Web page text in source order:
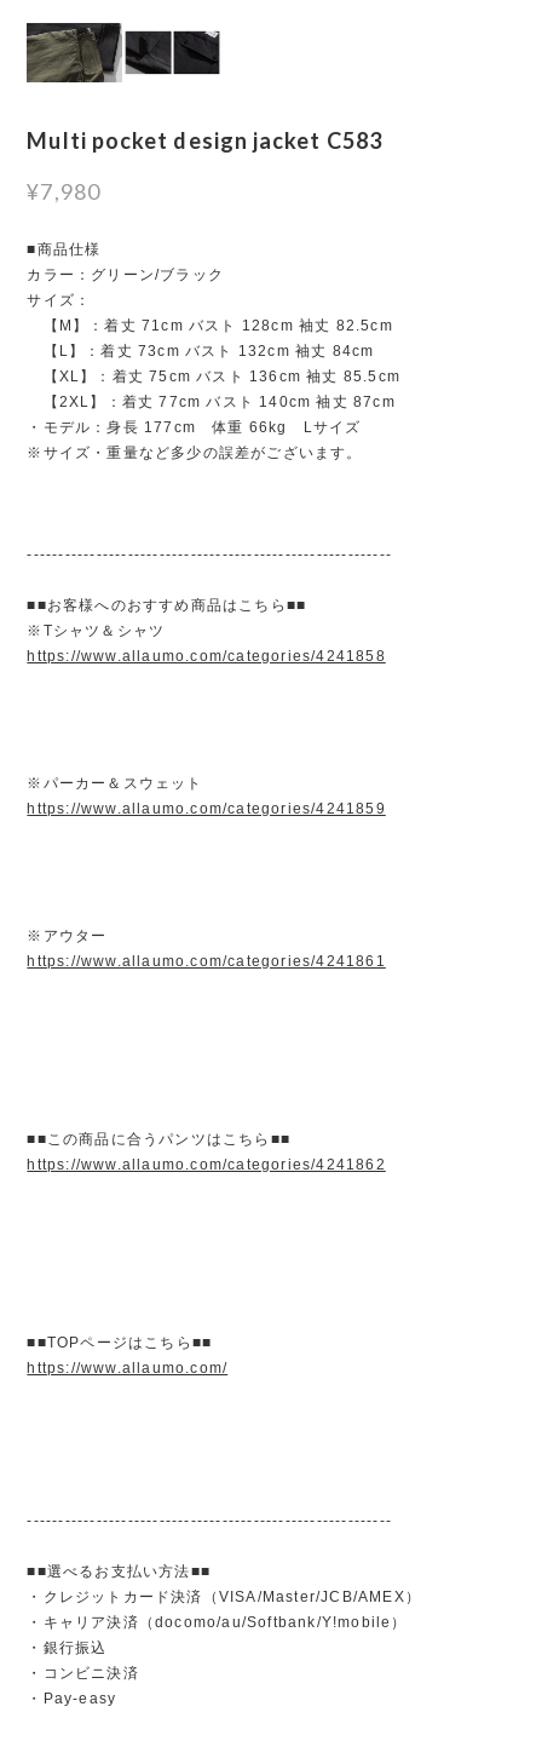
Multi pocket design jacket C583
¥7,980
■商品仕様
カラー：グリーン/ブラック
サイズ：
【M】：着丈 71cm バスト 128cm 袖丈 82.5cm
【L】：着丈 73cm バスト 132cm 袖丈 84cm
【XL】：着丈 75cm バスト 136cm 袖丈 85.5cm
【2XL】：着丈 77cm バスト 140cm 袖丈 87cm
・モデル：身長 177cm 体重 66kg Lサイズ
※サイズ・重量など多少の誤差がございます。
----------------------------------------------------------
■■お客様へのおすすめ商品はこちら■■
※Tシャツ＆シャツ
https://www.allaumo.com/categories/4241858
※パーカー＆スウェット
https://www.allaumo.com/categories/4241859
※アウター
https://www.allaumo.com/categories/4241861
■■この商品に合うパンツはこちら■■
https://www.allaumo.com/categories/4241862
■■TOPページはこちら■■
https://www.allaumo.com/
----------------------------------------------------------
■■選べるお支払い方法■■
・クレジットカード決済（VISA/Master/JCB/AMEX）
・キャリア決済（docomo/au/Softbank/Y!mobile）
・銀行振込
・コンビニ決済
・Pay-easy